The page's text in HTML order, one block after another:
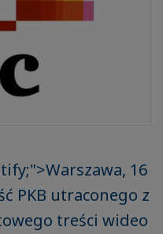
16
PKB utraconego z
treści wideo